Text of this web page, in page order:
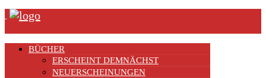
.
BÜCHER
ERSCHEINT DEMNÄCHST
NEUERSCHEINUNGEN